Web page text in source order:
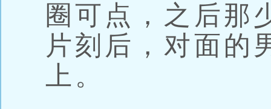
圈可点，之后那
片刻后，对面的
上。